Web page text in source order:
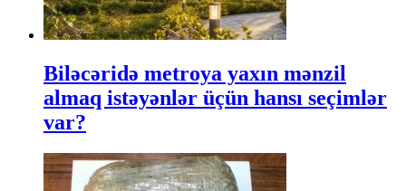
Biləcəridə metroya yaxın mənzil
almaq istəyənlər üçün hansı seçimlər
var?